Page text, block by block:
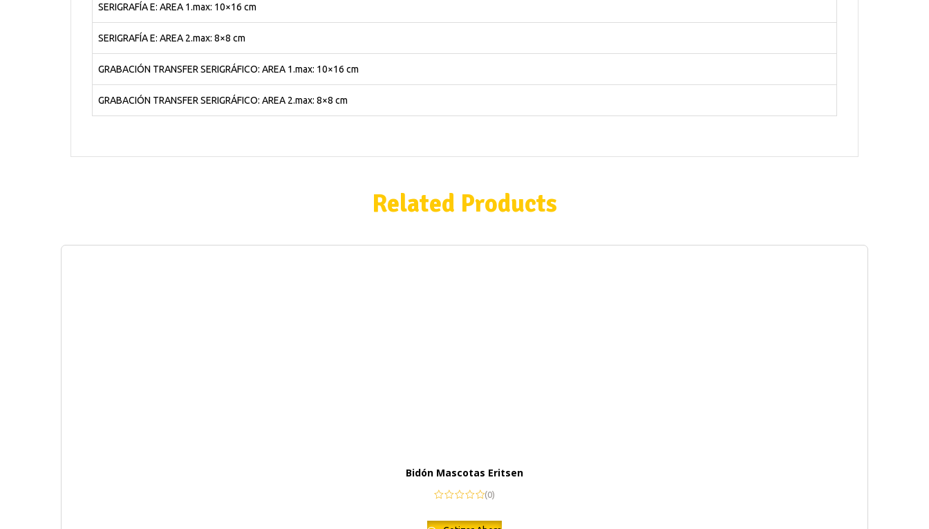
SERIGRAFÍA E: AREA 1.max: 10×16 cm
SERIGRAFÍA E: AREA 2.max: 8×8 cm
GRABACIÓN TRANSFER SERIGRÁFICO: AREA 1.max: 10×16 cm
GRABACIÓN TRANSFER SERIGRÁFICO: AREA 2.max: 8×8 cm
Related Products
Bidón Mascotas Eritsen
(0)